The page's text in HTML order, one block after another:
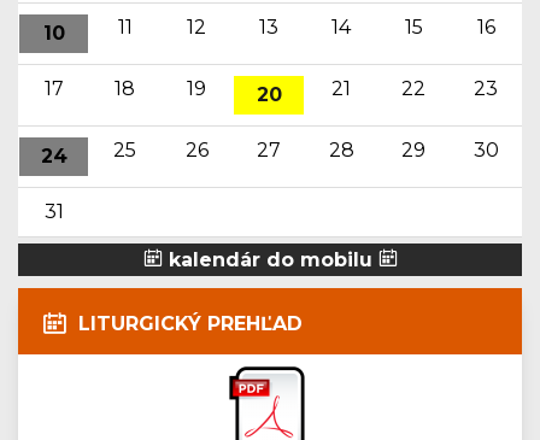
10 11 12 13 14 15 16
17 18 19 20 21 22 23
24 25 26 27 28 29 30
31
kalendár do mobilu
LITURGICKÝ PREHĽAD